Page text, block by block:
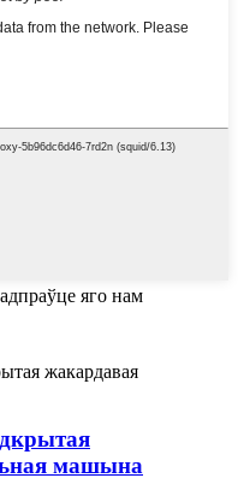
яго нам
машына